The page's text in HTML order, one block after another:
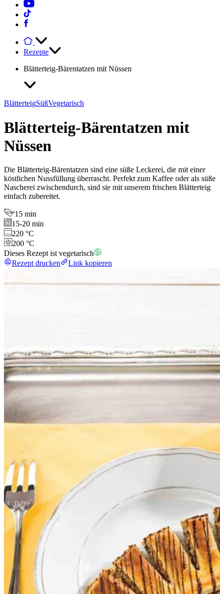
Rezepte
Blätterteig-Bärentatzen mit Nüssen
BlätterteigSüßVegetarisch
Blätterteig-Bärentatzen mit
Nüssen
Die Blätterteig-Bärentatzen sind eine süße Leckerei, die mit einer
köstlichen Nussfüllung überrascht. Perfekt zum Kaffee oder als süße
Nascherei zwischendurch, sind sie mit unserem frischen Blätterteig
einfach zubereitet.
15 min
15-20 min
220 °C
200 °C
Dieses Rezept ist vegetarisch
Rezept drucken
Link kopieren